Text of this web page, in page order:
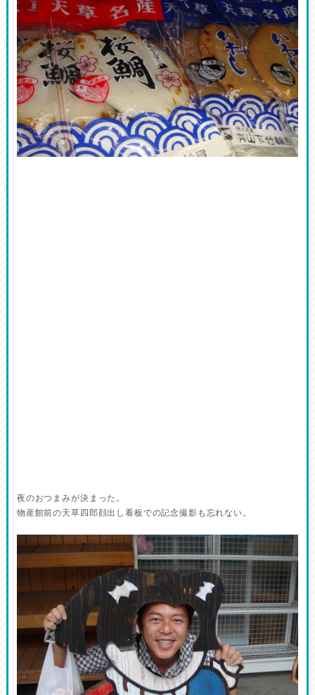
夜のおつまみが決まった。
物産館前の天草四郎顔出し看板での記念撮影も忘れない。